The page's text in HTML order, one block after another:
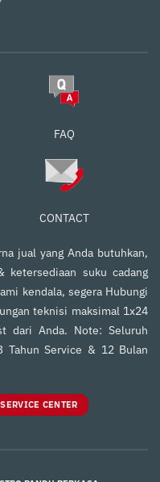
FAQ
CONTACT
jual yang Anda butuhkan,
suku cadang
kendala, segera Hubungi
teknisi maksimal 1x24
dari Anda. Note: Seluruh
Tahun Service & 12 Bulan
SERVICE CENTER